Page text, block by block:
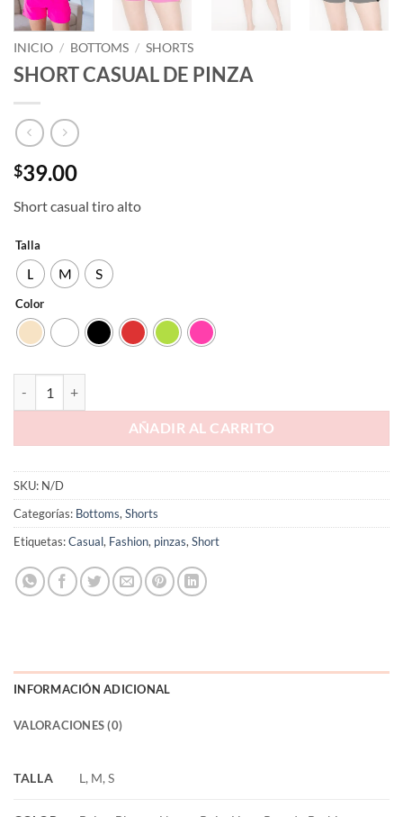
INICIO / BOTTOMS / SHORTS
SHORT CASUAL DE PINZA
$39.00
Short casual tiro alto
Talla
L M S
Color
AÑADIR AL CARRITO
SKU: N/D
Categorías: Bottoms,Shorts
Etiquetas:Casual, Fashion, pinzas,Short
INFORMACIÓN ADICIONAL
VALORACIONES (0)
TALLA L, M, S